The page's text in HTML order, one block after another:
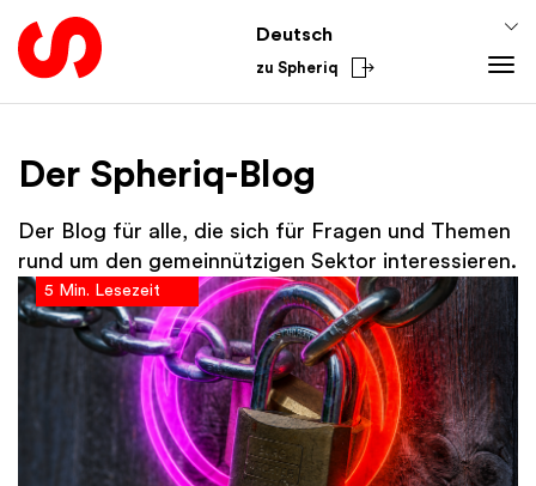
Deutsch
zu Spheriq
Spheriq
Gesuchsmanagement
Recherche
Spenden-Tools
Wissen
Förderwissen
Finanzen
Academy
National
International
Der Spheriq-Blog
Der Blog für alle, die sich für Fragen und Themen
rund um den gemeinnützigen Sektor interessieren.
5 Min. Lesezeit